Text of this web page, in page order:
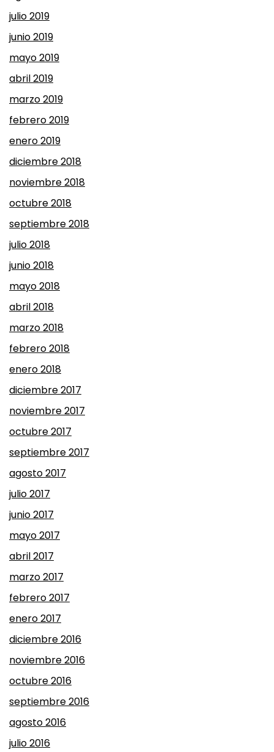
julio 2019
junio 2019
mayo 2019
abril 2019
marzo 2019
febrero 2019
enero 2019
diciembre 2018
noviembre 2018
octubre 2018
septiembre 2018
julio 2018
junio 2018
mayo 2018
abril 2018
marzo 2018
febrero 2018
enero 2018
diciembre 2017
noviembre 2017
octubre 2017
septiembre 2017
agosto 2017
julio 2017
junio 2017
mayo 2017
abril 2017
marzo 2017
febrero 2017
enero 2017
diciembre 2016
noviembre 2016
octubre 2016
septiembre 2016
agosto 2016
julio 2016